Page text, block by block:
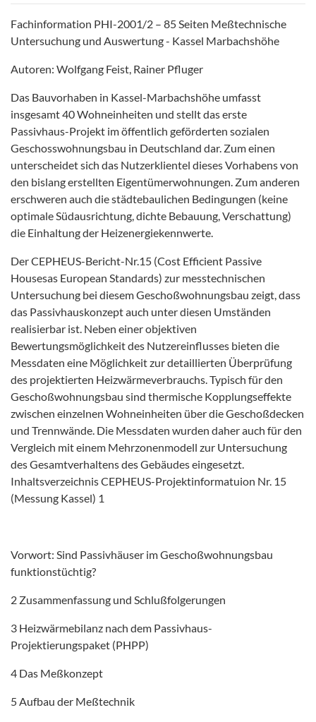
Fachinformation PHI-2001/2 – 85 Seiten Meßtechnische
Untersuchung und Auswertung - Kassel Marbachshöhe
Autoren: Wolfgang Feist, Rainer Pfluger
Das Bauvorhaben in Kassel-Marbachshöhe umfasst
insgesamt 40 Wohneinheiten und stellt das erste
Passivhaus-Projekt im öffentlich geförderten sozialen
Geschosswohnungsbau in Deutschland dar. Zum einen
unterscheidet sich das Nutzerklientel dieses Vorhabens von
den bislang erstellten Eigentümerwohnungen. Zum anderen
erschweren auch die städtebaulichen Bedingungen (keine
optimale Südausrichtung, dichte Bebauung, Verschattung)
die Einhaltung der Heizenergiekennwerte.
Der CEPHEUS-Bericht-Nr.15 (Cost Efficient Passive
Housesas European Standards) zur messtechnischen
Untersuchung bei diesem Geschoßwohnungsbau zeigt, dass
das Passivhauskonzept auch unter diesen Umständen
realisierbar ist. Neben einer objektiven
Bewertungsmöglichkeit des Nutzereinflusses bieten die
Messdaten eine Möglichkeit zur detaillierten Überprüfung
des projektierten Heizwärmeverbrauchs. Typisch für den
Geschoßwohnungsbau sind thermische Kopplungseffekte
zwischen einzelnen Wohneinheiten über die Geschoßdecken
und Trennwände. Die Messdaten wurden daher auch für den
Vergleich mit einem Mehrzonenmodell zur Untersuchung
des Gesamtverhaltens des Gebäudes eingesetzt.
Inhaltsverzeichnis CEPHEUS-Projektinformatuion Nr. 15
(Messung Kassel) 1
Vorwort: Sind Passivhäuser im Geschoßwohnungsbau
funktionstüchtig?
2 Zusammenfassung und Schlußfolgerungen
3 Heizwärmebilanz nach dem Passivhaus-
Projektierungspaket (PHPP)
4 Das Meßkonzept
5 Aufbau der Meßtechnik